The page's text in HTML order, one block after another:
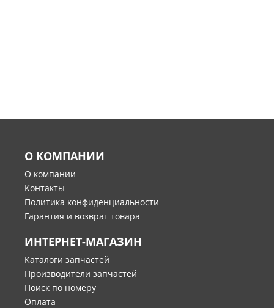
О КОМПАНИИ
О компании
Контакты
Политика конфиденциальности
Гарантия и возврат товара
ИНТЕРНЕТ-МАГАЗИН
Каталоги запчастей
Производители запчастей
Поиск по номеру
Оплата